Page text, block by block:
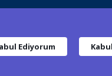
Ediyorum